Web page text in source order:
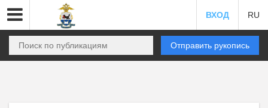
ВХОД RU
Отправить рукопись